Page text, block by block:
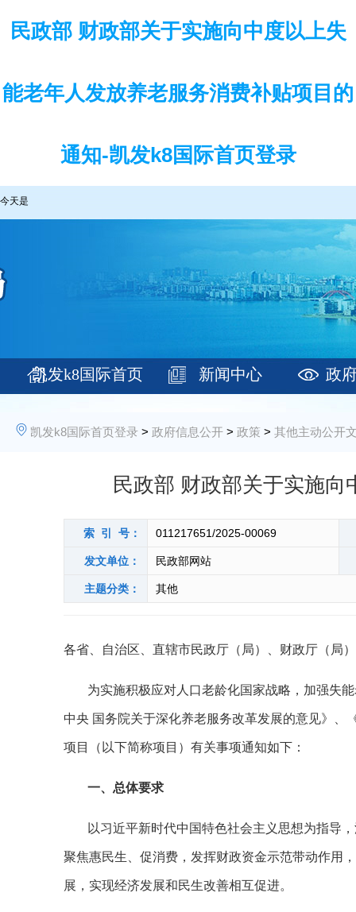
民政部 财政部关于实施向中度以上失
能老年人发放养老服务消费补贴项目的
通知-凯发k8国际首页登录
今天是
凯发k8国际首页 新闻中心 政
凯发k8国际首页登录 > 政府信息公开 > 政策 > 其他主动公开
民政部 财政部关于实施
索 引 号： 011217651/2025-00069
发文单位： 民政部网站
主题分类： 其他
各省、自治区、直辖市民政厅（局）、财政厅（局
为实施积极应对人口老龄化国家战略，加强失
中央 国务院关于深化养老服务改革发展的意见》
项目（以下简称项目）有关事项通知如下：
一、总体要求
以习近平新时代中国特色社会主义思想为指导
聚焦惠民生、促消费，发挥财政资金示范带动作用
展，实现经济发展和民生改善相互促进。